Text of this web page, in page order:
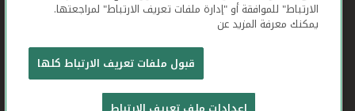
بيت التمويل الكويتي جميع الحقوق محفوظة © 2026
شروط وأحكام استخدام الموقع الإلكتروني
الارتباط" للموافقة أو "إدارة ملفات تعريف الارتباط" لمراجعتها.
يمكنك معرفة المزيد عن
قبول ملفات تعريف الارتباط كلها